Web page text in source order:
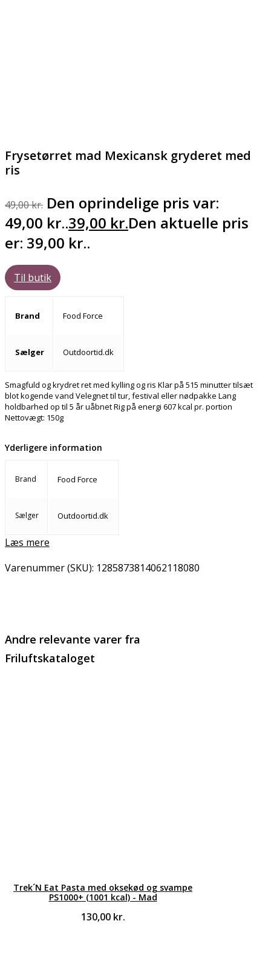
Frysetørret mad Mexicansk gryderet med
ris
49,00kr. Den oprindelige pris var:
49,00 kr..39,00 kr.Den aktuelle pris
er: 39,00 kr..
Til butik
Brand Food Force
Sælger Outdoortid.dk
Smagfuld og krydret ret med kylling og ris Klar på 515 minutter tilsæt
blot kogende vand Velegnet til tur, festival eller nødpakke Lang
holdbarhed op til 5 år uåbnet Rig på energi 607 kcal pr. portion
Nettovægt: 150g
Yderligere information
Brand Food Force
Sælger Outdoortid.dk
Læs mere
Varenummer (SKU): 1285873814062118080
Andre relevante varer fra
Friluftskataloget
Trek´N Eat Pasta med oksekød og svampe
PS1000+ (1001 kcal) - Mad
130,00 kr.